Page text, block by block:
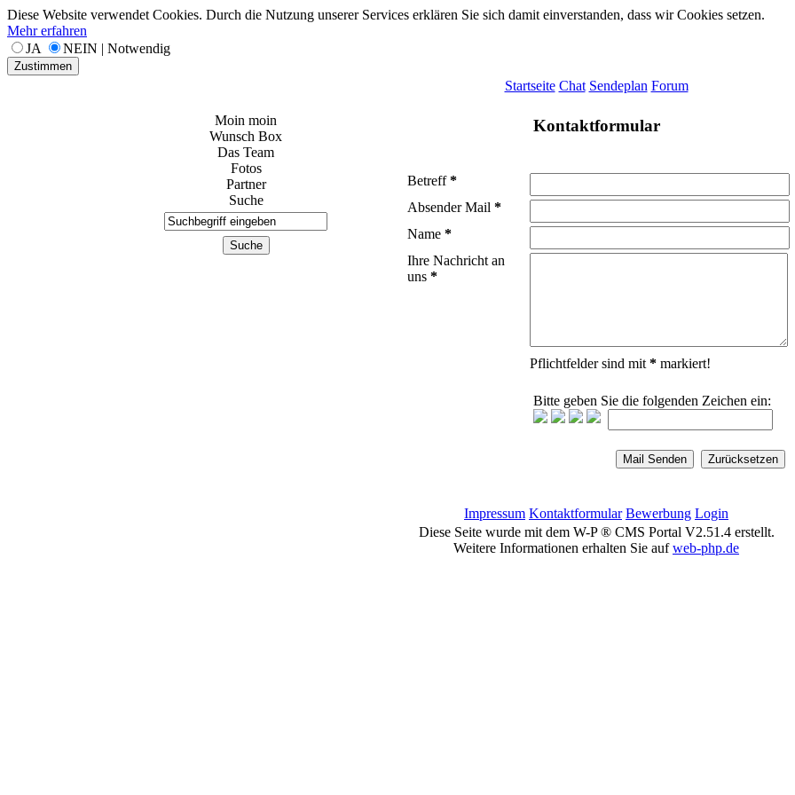
Diese Website verwendet Cookies. Durch die Nutzung unserer Services erklären Sie sich damit einverstanden, dass wir Cookies setzen.
Mehr erfahren
JA
NEIN | Notwendig
Zustimmen
Startseite Chat Sendeplan Forum
Moin moin
Wunsch Box
Das Team
Fotos
Partner
Suche
Kontaktformular
Betreff*
Absender Mail *
Name *
Ihre Nachricht an
uns *
Pflichtfelder sind mit * markiert!
Bitte geben Sie die folgenden Zeichen ein:
Impressum Kontaktformular Bewerbung Login
Diese Seite wurde mit dem W-P ® CMS Portal V2.51.4 erstellt.
Weitere Informationen erhalten Sie aufweb-php.de